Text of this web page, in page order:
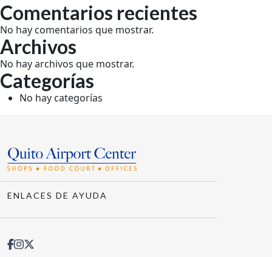
Comentarios recientes
No hay comentarios que mostrar.
Archivos
No hay archivos que mostrar.
Categorías
No hay categorías
ENLACES DE AYUDA